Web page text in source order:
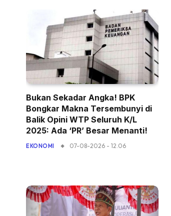
Bukan Sekadar Angka! BPK
Bongkar Makna Tersembunyi di
Balik Opini WTP Seluruh K/L
2025: Ada ‘PR’ Besar Menanti!
EKONOMI 07-08-2026 - 12.06